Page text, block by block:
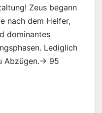
Zeus begann
nach dem Helfer,
dominantes
Lediglich
Abzügen.→ 95